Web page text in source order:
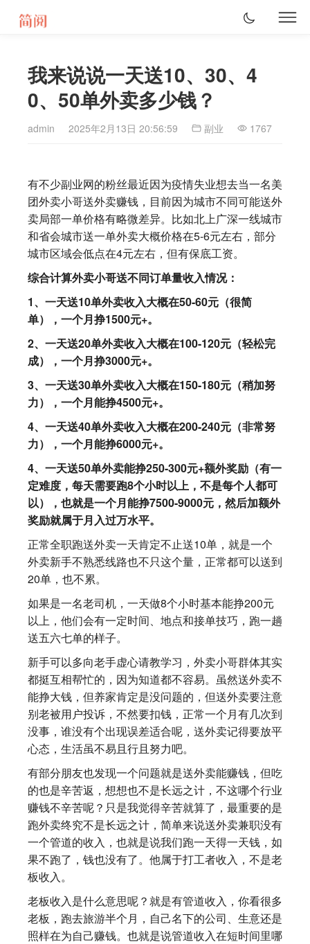
我来说说一天送10、30、4
0、50单外卖多少钱？
admin 2025年2月13日 20:56:59 副业 1767
有不少副业网的粉丝最近因为疫情失业想去当一名美
团外卖小哥送外卖赚钱，目前因为城市不同可能送外
卖局部一单价格有略微差异。比如北上广深一线城市
和省会城市送一单外卖大概价格在5-6元左右，部分
城市区域会低点在4元左右，但有保底工资。
综合计算外卖小哥送不同订单量收入情况：
1、一天送10单外卖收入大概在50-60元（很简
单），一个月挣1500元+。
2、一天送20单外卖收入大概在100-120元（轻松完
成），一个月挣3000元+。
3、一天送30单外卖收入大概在150-180元（稍加努
力），一个月能挣4500元+。
4、一天送40单外卖收入大概在200-240元（非常努
力），一个月能挣6000元+。
4、一天送50单外卖能挣250-300元+额外奖励（有一
定难度，每天需要跑8个小时以上，不是每个人都可
以），也就是一个月能挣7500-9000元，然后加额外
奖励就属于月入过万水平。
正常全职跑送外卖一天肯定不止送10单，就是一个
外卖新手不熟悉线路也不只这个量，正常都可以送到
20单，也不累。
如果是一名老司机，一天做8个小时基本能挣200元
以上，他们会有一定时间、地点和接单技巧，跑一趟
送五六七单的样子。
新手可以多向老手虚心请教学习，外卖小哥群体其实
都挺互相帮忙的，因为知道都不容易。虽然送外卖不
能挣大钱，但养家肯定是没问题的，但送外卖要注意
别老被用户投诉，不然要扣钱，正常一个月有几次到
没事，谁没有个出现误差适合呢，送外卖记得要放平
心态，生活虽不易且行且努力吧。
有部分朋友也发现一个问题就是送外卖能赚钱，但吃
的也是辛苦返，想想也不是长远之计，不这哪个行业
赚钱不辛苦呢？只是我觉得辛苦就算了，最重要的是
跑外卖终究不是长远之计，简单来说送外卖兼职没有
一个管道的收入，也就是说我们跑一天得一天钱，如
果不跑了，钱也没有了。他属于打工者收入，不是老
板收入。
老板收入是什么意思呢？就是有管道收入，你看很多
老板，跑去旅游半个月，自己名下的公司、生意还是
照样在为自己赚钱。也就是说管道收入在短时间里哪